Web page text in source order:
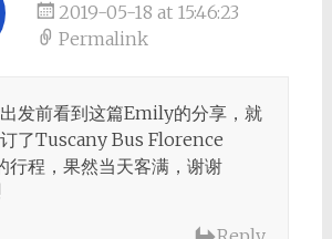
2019-05-18 at 15:46:23
Permalink
发前看到这篇Emily的分享，就
了Tuscany Bus Florence
行程，果然当天客满，谢谢